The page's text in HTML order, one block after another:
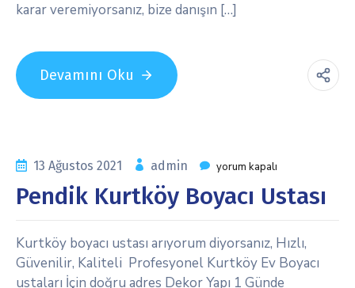
karar veremiyorsanız, bize danışın […]
Devamını Oku
13 Ağustos 2021 admin yorum kapalı
Pendik Kurtköy Boyacı Ustası
Kurtköy boyacı ustası arıyorum diyorsanız, Hızlı,
Güvenilir, Kaliteli Profesyonel Kurtköy Ev Boyacı
ustaları İçin doğru adres Dekor Yapı 1 Günde